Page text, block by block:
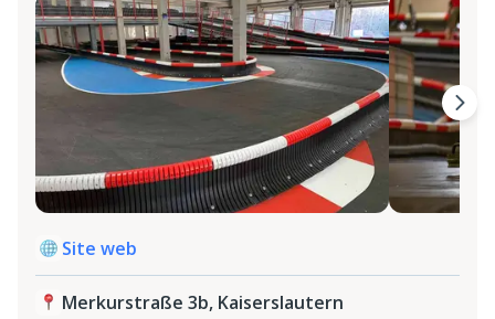
Site web
Merkurstraße 3b, Kaiserslautern